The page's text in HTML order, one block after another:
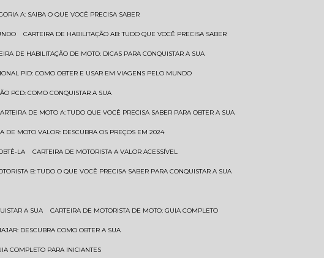
A: SAIBA O QUE VOCÊ PRECISA SABER
CARTEIRA DE HABILITAÇÃO AB: TUDO QUE VOCÊ PRECISA SABER
DE HABILITAÇÃO DE MOTO: DICAS PARA CONQUISTAR A SUA
PID: COMO OBTER E USAR EM VIAGENS PELO MUNDO
PCD: COMO CONQUISTAR A SUA
CARTEIRA DE MOTO A: TUDO QUE VOCÊ PRECISA SABER PARA OBTER A SUA
DE MOTO VALOR: DESCUBRA OS PREÇOS EM 2024
LA CARTEIRA DE MOTORISTA A VALOR ACESSÍVEL
B: TUDO O QUE VOCÊ PRECISA SABER PARA CONQUISTAR A SUA
A SUA CARTEIRA DE MOTORISTA DE MOTO: GUIA COMPLETO
DESCUBRA COMO OBTER A SUA
COMPLETO PARA INICIANTES